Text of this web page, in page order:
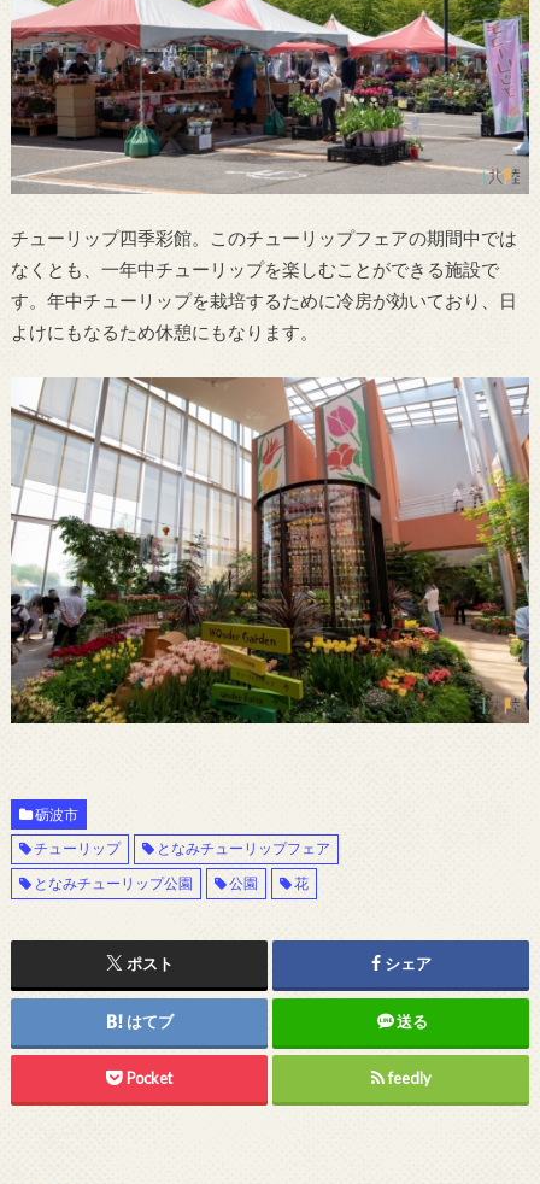
チューリップ四季彩館。このチューリップフェアの期間中では
なくとも、一年中チューリップを楽しむことができる施設で
す。年中チューリップを栽培するために冷房が効いており、日
よけにもなるため休憩にもなります。
砺波市
チューリップ
となみチューリップフェア
となみチューリップ公園
公園 花
ポスト シェア
はてブ 送る
Pocket feedly